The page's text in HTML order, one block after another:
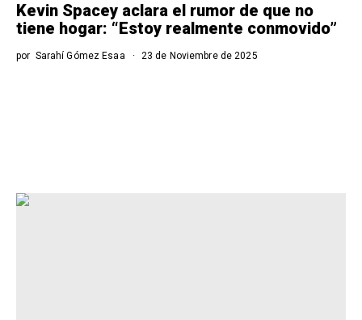
Kevin Spacey aclara el rumor de que no
tiene hogar: “Estoy realmente conmovido”
por Sarahí Gómez Esaa 23 de Noviembre de 2025